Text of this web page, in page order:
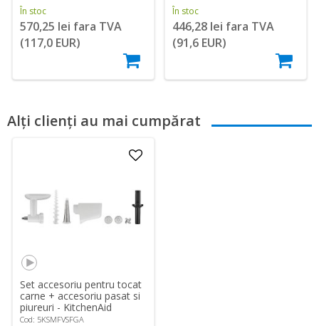
În stoc
570,25 lei fara TVA
(117,0 EUR)
În stoc
446,28 lei fara TVA
(91,6 EUR)
Alți clienți au mai cumpărat
Set accesoriu pentru tocat
carne + accesoriu pasat si
piureuri - KitchenAid
Cod: 5KSMFVSFGA